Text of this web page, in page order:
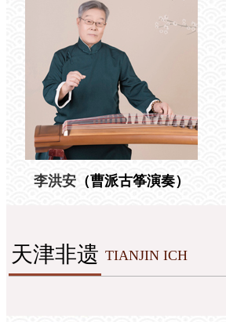
李洪安（曹派古筝演奏）
天津非遗 TIANJIN ICH